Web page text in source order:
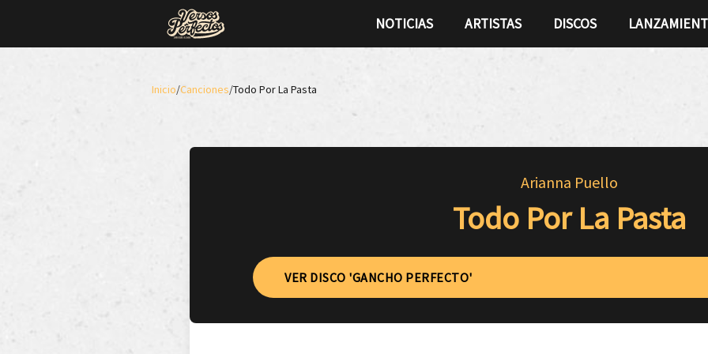
NOTICIAS ARTISTAS DISCOS
Inicio/Canciones/Todo Por La Pasta
Arianna Puello
Todo Por La Pasta
VER DISCO 'GANCHO PERFECTO'